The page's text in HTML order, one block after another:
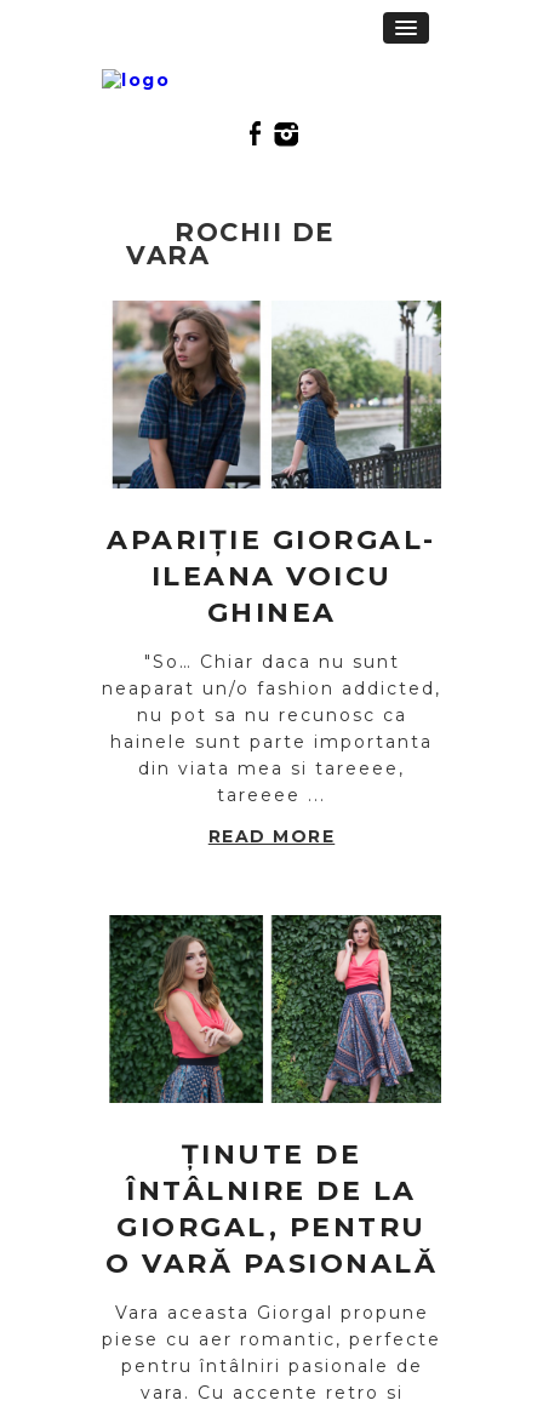
ROCHII DE
VARA
APARIȚIE GIORGAL-
ILEANA VOICU
GHINEA
"So… Chiar daca nu sunt
neaparat un/o fashion addicted,
nu pot sa nu recunosc ca
hainele sunt parte importanta
din viata mea si tareeee,
tareeee ...
READ MORE
ȚINUTE DE
ÎNTÂLNIRE DE LA
GIORGAL, PENTRU
O VARĂ PASIONALĂ
Vara aceasta Giorgal propune
piese cu aer romantic, perfecte
pentru întâlniri pasionale de
vara. Cu accente retro si